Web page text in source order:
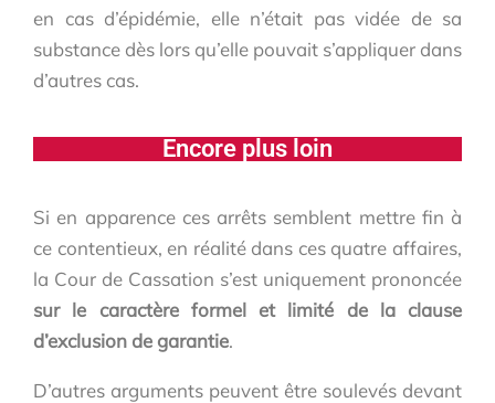
en cas d’épidémie, elle n’était pas vidée de sa
substance dès lors qu’elle pouvait s’appliquer dans
d’autres cas.
Encore plus loin
Si en apparence ces arrêts semblent mettre fin à
ce contentieux, en réalité dans ces quatre affaires,
la Cour de Cassation s’est uniquement prononcée
sur le caractère formel et limité de la clause
d’exclusion de garantie.
D’autres arguments peuvent être soulevés devant